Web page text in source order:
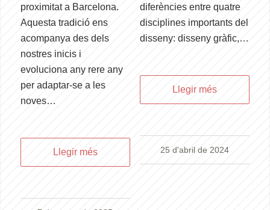
proximitat a Barcelona.
Aquesta tradició ens
acompanya des dels
nostres inicis i
evoluciona any rere any
per adaptar-se a les
noves…
Llegir més
diferències entre quatre
disciplines importants del
disseny: disseny gràfic,…
Llegir més
25 d'abril de 2024